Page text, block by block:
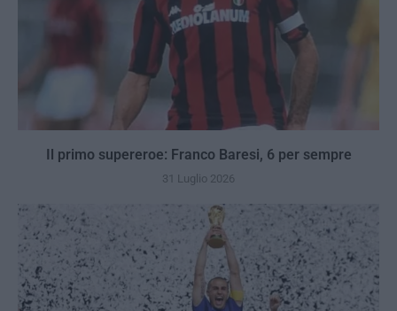
Il primo supereroe: Franco Baresi, 6 per sempre
31 Luglio 2026